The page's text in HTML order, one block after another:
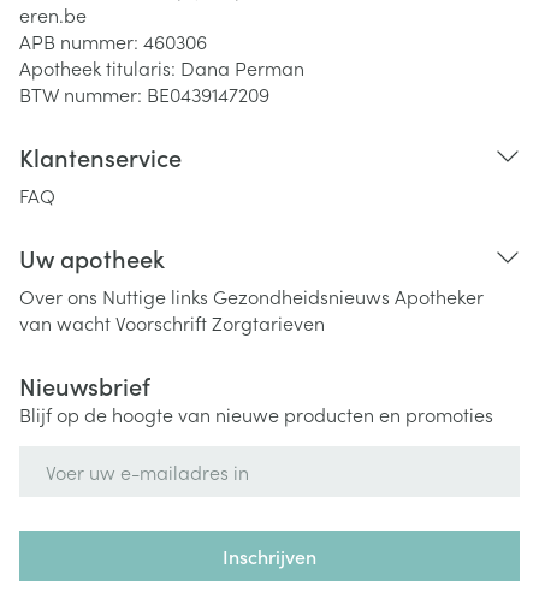
eren.be
APB nummer: 460306
Apotheek titularis: Dana Perman
BTW nummer: BE0439147209
Klantenservice
FAQ
Uw apotheek
Over ons Nuttige links Gezondheidsnieuws Apotheker
van wachtVoorschriftZorgtarieven
Nieuwsbrief
Blijf op de hoogte van nieuwe producten en promoties
Inschrijven